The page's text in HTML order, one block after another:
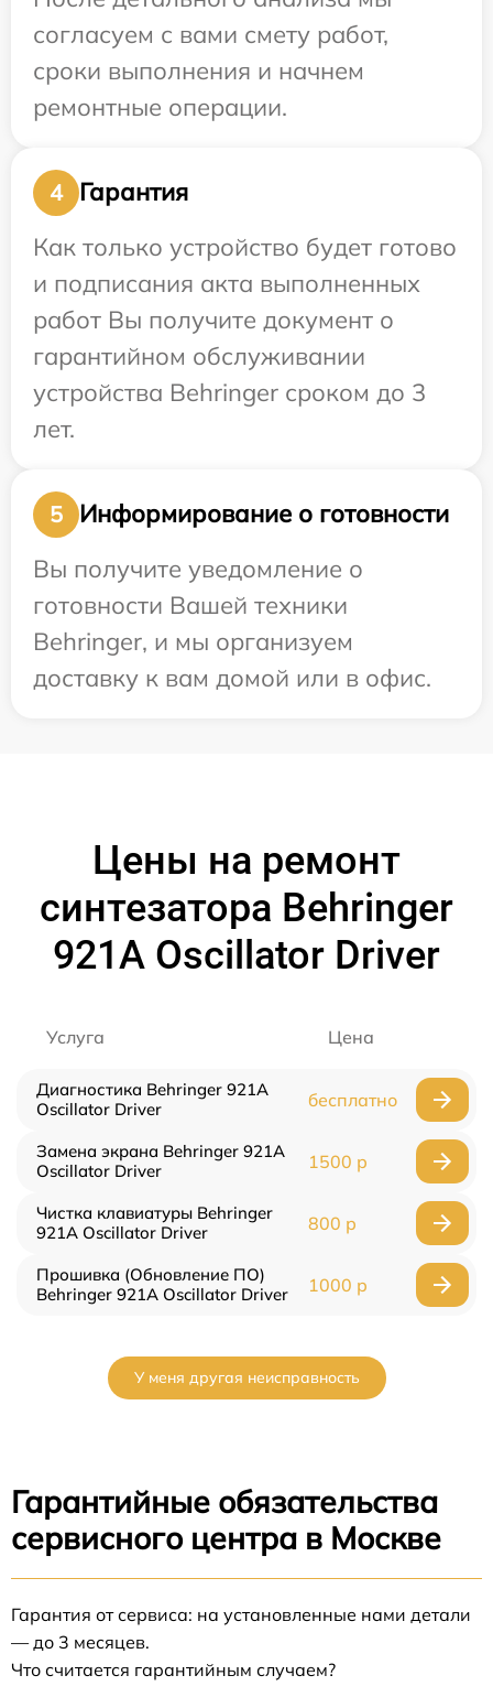
согласуем с вами смету работ,
сроки выполнения и начнем
ремонтные операции.
4
Гарантия
Как только устройство будет готово
и подписания акта выполненных
работ Вы получите документ о
гарантийном обслуживании
устройства Behringer сроком до 3
лет.
5
Информирование о готовности
Вы получите уведомление о
готовности Вашей техники
Behringer, и мы организуем
доставку к вам домой или в офис.
Цены на ремонт
синтезатора Behringer
921A Oscillator Driver
Услуга Цена
Диагностика Behringer 921A
Oscillator Driver
бесплатно
Замена экрана Behringer 921A
Oscillator Driver
1500 р
Чистка клавиатуры Behringer
921A Oscillator Driver
800 р
Прошивка (Обновление ПО)
Behringer 921A Oscillator Driver
1000 р
У меня другая неисправность
Гарантийные обязательства
сервисного центра в Москве
Гарантия от сервиса: на установленные нами детали
— до 3 месяцев.
Что считается гарантийным случаем?